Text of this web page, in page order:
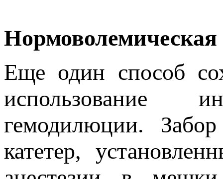
Еще один способ
использование
гемодилюции.
катетер,